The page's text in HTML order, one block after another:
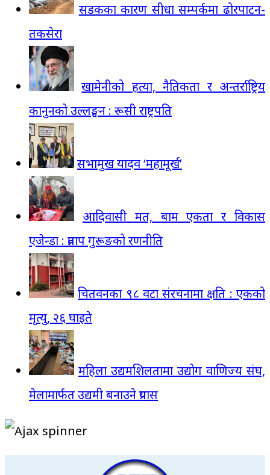
सडकका कारण सीधा सम्पर्कमा ढोरपाटन-
तकसेरा
खामेनीको हत्या, नैतिकता र अन्तर्राष्ट्रिय
कानुनको उल्लङ्घन : रूसी राष्ट्रपति
सभामुख यादव ‘महामूर्ख’
आदिवासी मत, बाम एकता र विकास
एजेन्डा : प्रताप गुरूङको रणनीति
चितवनका ९८ वटा संरचनामा क्षति : एकको
मृत्यु, २६ घाइते
महिला उद्यमशिलतामा उद्योग वाणिज्य संघ,
मेलामार्फत उद्यमी बनाउने प्रयास